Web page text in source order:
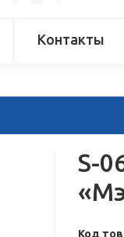
Контакты
S-
Код